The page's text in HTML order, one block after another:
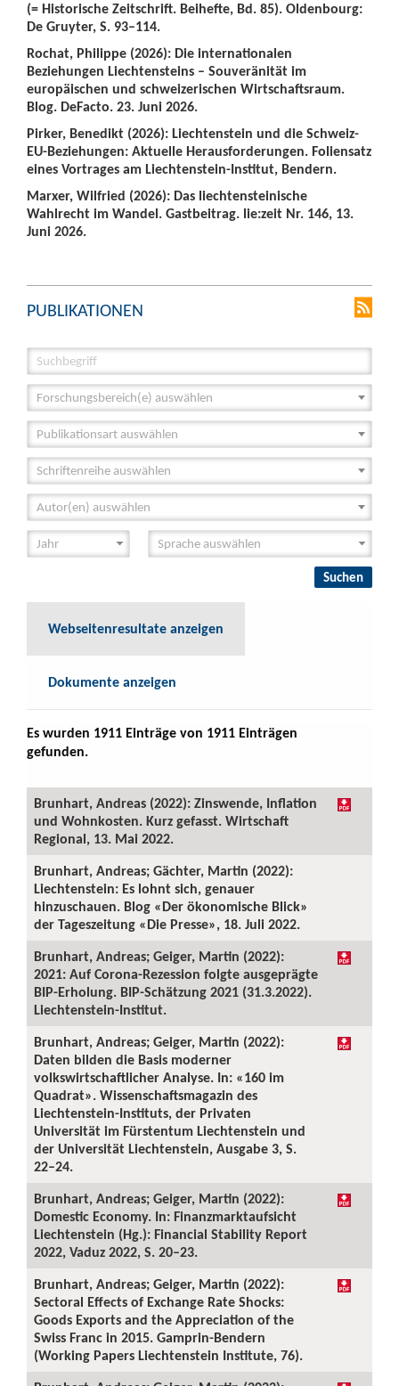
(= Historische Zeitschrift. Beihefte, Bd. 85). Oldenbourg:
De Gruyter, S. 93–114.
Rochat, Philippe (2026): Die internationalen
Beziehungen Liechtensteins – Souveränität im
europäischen und schweizerischen Wirtschaftsraum.
Blog. DeFacto. 23. Juni 2026.
Pirker, Benedikt (2026): Liechtenstein und die Schweiz-
EU-Beziehungen: Aktuelle Herausforderungen. Foliensatz
eines Vortrages am Liechtenstein-Institut, Bendern.
Marxer, Wilfried (2026): Das liechtensteinische
Wahlrecht im Wandel. Gastbeitrag. lie:zeit Nr. 146, 13.
Juni 2026.
PUBLIKATIONEN
Forschungsbereich(e) auswählen
Publikationsart auswählen
Schriftenreihe auswählen
Autor(en) auswählen
Webseitenresultate anzeigen
Dokumente anzeigen
Es wurden 1911 Einträge von 1911 Einträgen
gefunden.
Brunhart, Andreas (2022): Zinswende, Inflation
und Wohnkosten. Kurz gefasst. Wirtschaft
Regional, 13. Mai 2022.
Brunhart, Andreas; Gächter, Martin (2022):
Liechtenstein: Es lohnt sich, genauer
hinzuschauen. Blog «Der ökonomische Blick»
der Tageszeitung «Die Presse», 18. Juli 2022.
Brunhart, Andreas; Geiger, Martin (2022):
2021: Auf Corona-Rezession folgte ausgeprägte
BIP-Erholung. BIP-Schätzung 2021 (31.3.2022).
Liechtenstein-Institut.
Brunhart, Andreas; Geiger, Martin (2022):
Daten bilden die Basis moderner
volkswirtschaftlicher Analyse. In: «160 im
Quadrat». Wissenschaftsmagazin des
Liechtenstein-Instituts, der Privaten
Universität im Fürstentum Liechtenstein und
der Universität Liechtenstein, Ausgabe 3, S.
22–24.
Brunhart, Andreas; Geiger, Martin (2022):
Domestic Economy. In: Finanzmarktaufsicht
Liechtenstein (Hg.): Financial Stability Report
2022, Vaduz 2022, S. 20–23.
Brunhart, Andreas; Geiger, Martin (2022):
Sectoral Effects of Exchange Rate Shocks:
Goods Exports and the Appreciation of the
Swiss Franc in 2015. Gamprin-Bendern
(Working Papers Liechtenstein Institute, 76).